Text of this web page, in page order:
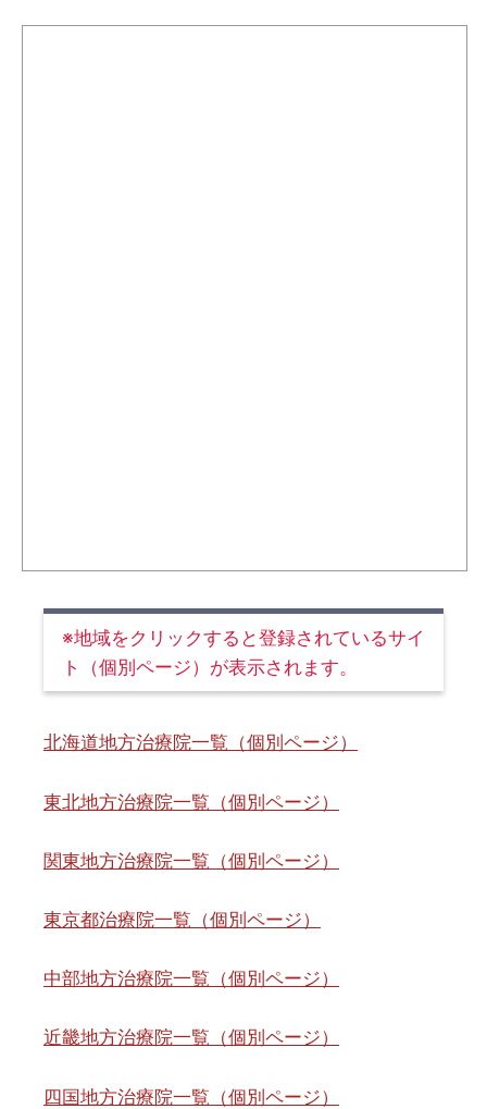
※地域をクリックすると登録されているサイ
ト（個別ページ）が表示されます。
北海道地方治療院一覧（個別ページ）
東北地方治療院一覧（個別ページ）
関東地方治療院一覧（個別ページ）
東京都治療院一覧（個別ページ）
中部地方治療院一覧（個別ページ）
近畿地方治療院一覧（個別ページ）
四国地方治療院一覧（個別ページ）